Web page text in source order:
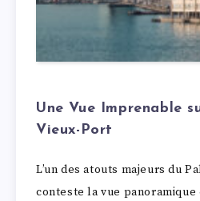
Une Vue Imprenable
Vieux-Port
L’un des atouts majeurs du
conteste la vue panoramique